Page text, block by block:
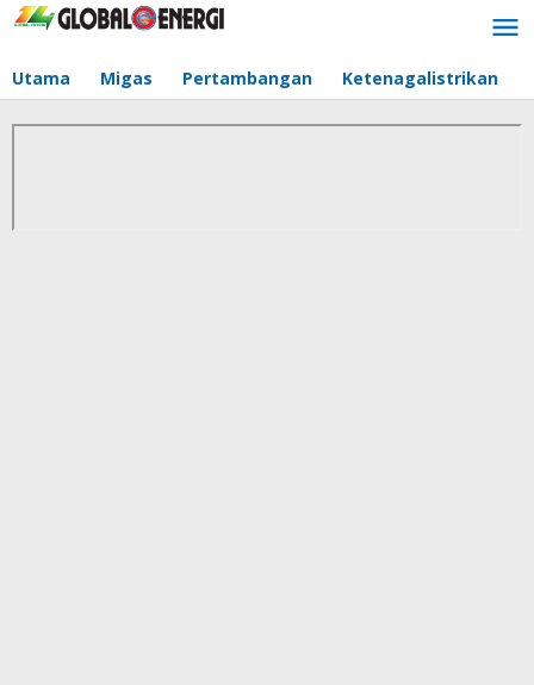
Lewati
Utama Migas Pertambangan Ketenagalistrikan